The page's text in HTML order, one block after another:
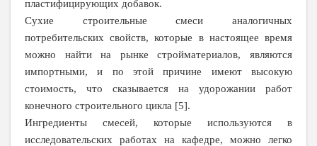
пластифицирующих добавок.
Сухие строительные смеси аналогичных
потребительских свойств, которые в настоящее время
можно найти на рынке стройматериалов, являются
импортными, и по этой причине имеют высокую
стоимость, что сказывается на удорожании работ
конечного строительного цикла [5].
Ингредиенты смесей, которые используются в
исследовательских работах на кафедре, можно легко